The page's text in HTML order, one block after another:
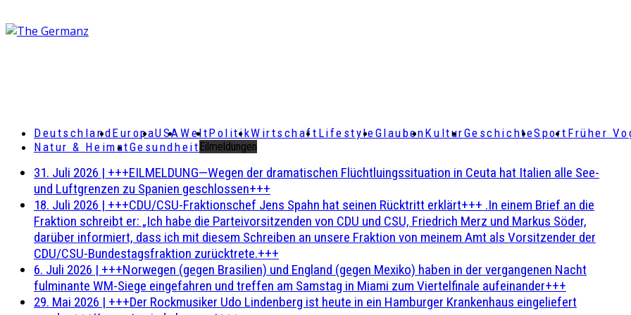
DeutschlandEuropaUSAWeltPolitikWirtschaft LifestyleGlaubenKulturGeschichteSport Früher
Natur & HeimatGesundheit Eilmeldungen
31. Juli 2026 | +++EILMELDUNG—Wegen der dramatischen Flüchtluingssituation in Ceuta hat Italien alle See-
und Luftgrenzen zu Spanien geschlossen+++
18. Juli 2026 | +++CDU/CSU-Fraktionschef Jens Spahn hat seinen Rücktritt erklärt+++ .In einem Brief an die
Fraktion schreibt er: „Ich habe die Parteivorsitzenden von CDU und CSU, Friedrich Merz und Markus Söder,
darüber informiert, dass ich mit diesem Schreiben an unsere Fraktion von meinem Amt als Vorsitzender der
CDU/CSU-Bundestagsfraktion zurücktrete.+++
6. Juli 2026 | +++Norwegen (gegen Brasilien) und England (gegen Mexiko) haben in der vergangenen Nacht
fulminante WM-Siege eingefahren und treffen am Samstag in Miami zum Viertelfinale aufeinander+++
29. Mai 2026 | +++Der Rockmusiker Udo Lindenberg ist heute in ein Hamburger Krankenhaus eingeliefert